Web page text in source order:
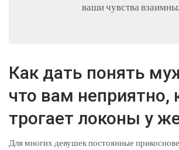
ваши чувства взаимны.
Как дать понять
что вам неприятно,
трогает локоны у
Для многих девушек постоянные